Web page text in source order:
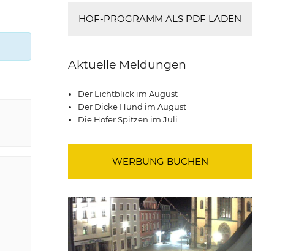
HOF-PROGRAMM ALS PDF LADEN
Aktuelle Meldungen
Der Lichtblick im August
Der Dicke Hund im August
Die Hofer Spitzen im Juli
WERBUNG BUCHEN